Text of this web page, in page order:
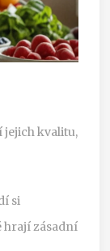
jejich kvalitu,
si
hrají zásadní